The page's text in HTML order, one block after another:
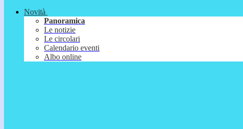
Novità
Panoramica
Le notizie
Le circolari
Calendario eventi
Albo online